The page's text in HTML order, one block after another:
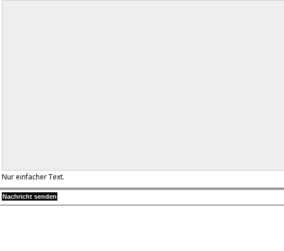
Nur einfacher Text.